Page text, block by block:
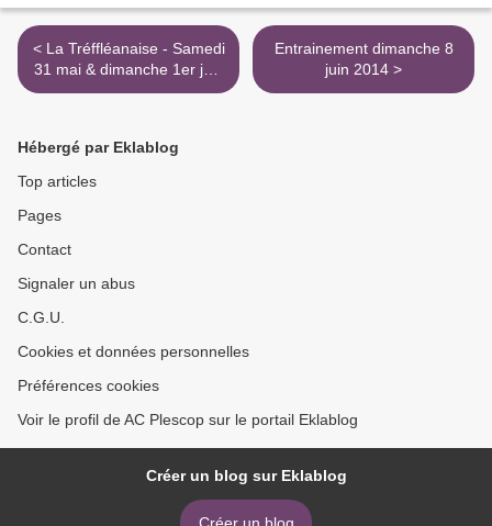
< La Tréffléanaise - Samedi
31 mai & dimanche 1er juin
2014
Entrainement dimanche 8
juin 2014 >
Hébergé par Eklablog
Top articles
Pages
Contact
Signaler un abus
C.G.U.
Cookies et données personnelles
Préférences cookies
Voir le profil de AC Plescop sur le portail Eklablog
Créer un blog sur Eklablog